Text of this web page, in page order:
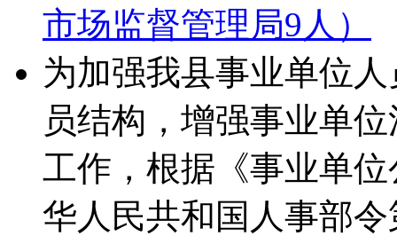
市场监督管理局9人）
为加强我县事业单位
员结构，增强事业单
工作，根据《事业单
华人民共和国人事部